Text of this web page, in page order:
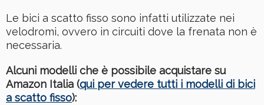
Le bici a scatto fisso sono infatti utilizzate nei
velodromi, ovvero in circuiti dove la frenata non è
necessaria.
Alcuni modelli che è possibile acquistare su
Amazon Italia (qui per vedere tutti i modelli di bici
a scatto fisso):